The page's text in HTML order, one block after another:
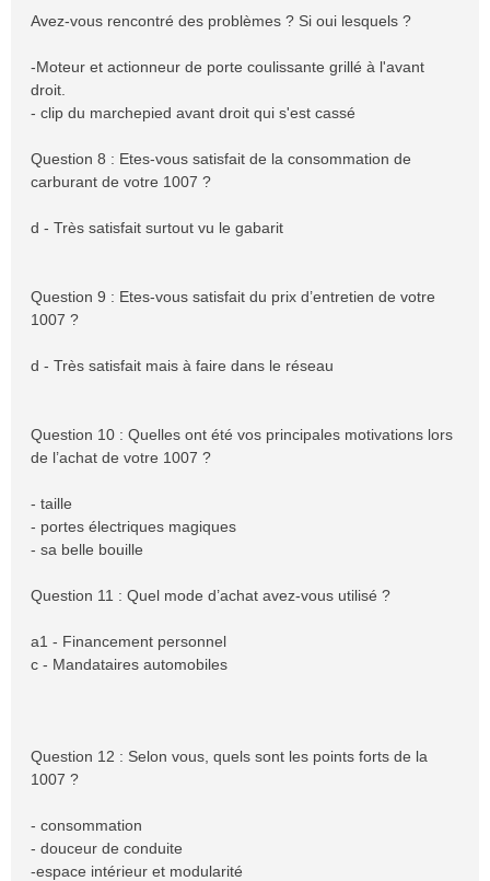
Avez-vous rencontré des problèmes ? Si oui lesquels ?
-Moteur et actionneur de porte coulissante grillé à l'avant
droit.
- clip du marchepied avant droit qui s'est cassé
Question 8 : Etes-vous satisfait de la consommation de
carburant de votre 1007 ?
d - Très satisfait surtout vu le gabarit
Question 9 : Etes-vous satisfait du prix d’entretien de votre
1007 ?
d - Très satisfait mais à faire dans le réseau
Question 10 : Quelles ont été vos principales motivations lors
de l’achat de votre 1007 ?
- taille
- portes électriques magiques
- sa belle bouille
Question 11 : Quel mode d’achat avez-vous utilisé ?
a1 - Financement personnel
c - Mandataires automobiles
Question 12 : Selon vous, quels sont les points forts de la
1007 ?
- consommation
- douceur de conduite
-espace intérieur et modularité